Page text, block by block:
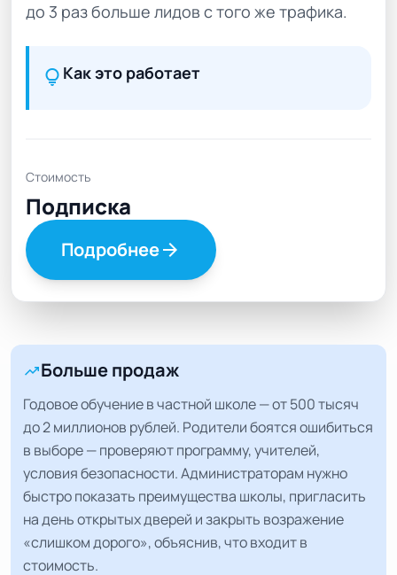
до 3 раз больше лидов с того же трафика.
lightbulb Как это работает
Стоимость
Подписка
Подробнееarrow_forward
trending_upБольше продаж
Годовое обучение в частной школе — от 500 тысяч
до 2 миллионов рублей. Родители боятся ошибиться
в выборе — проверяют программу, учителей,
условия безопасности. Администраторам нужно
быстро показать преимущества школы, пригласить
на день открытых дверей и закрыть возражение
«слишком дорого», объяснив, что входит в
стоимость.